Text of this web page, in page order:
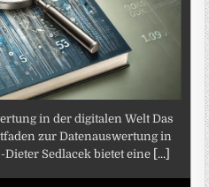
in der digitalen Welt Das
zur Datenauswertung in
Sedlacek bietet eine [...]